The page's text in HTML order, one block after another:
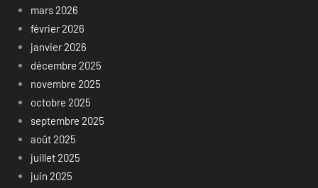
mars 2026
février 2026
janvier 2026
décembre 2025
novembre 2025
octobre 2025
septembre 2025
août 2025
juillet 2025
juin 2025